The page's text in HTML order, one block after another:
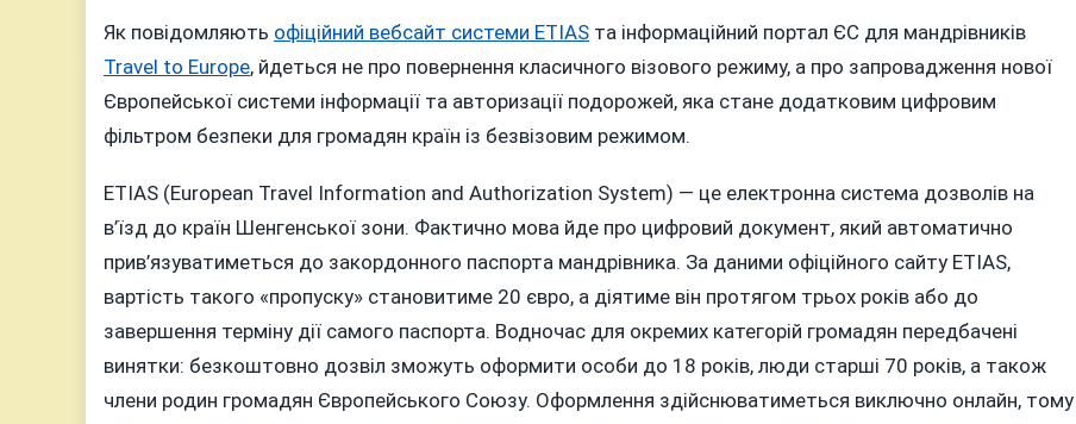
Платити
За
В’їзд
Країн
Як повідомляють офіційний вебсайт системи ETIAS та інформаційний портал ЄС для мандрівників
Travel to Europe, йдеться не про повернення класичного візового режиму, а про запровадження нової
Європейської системи інформації та авторизації подорожей, яка стане додатковим цифровим
фільтром безпеки для громадян країн із безвізовим режимом.
ETIAS (European Travel Information and Authorization System) — це електронна система дозволів на
в’їзд до країн Шенгенської зони. Фактично мова йде про цифровий документ, який автоматично
прив’язуватиметься до закордонного паспорта мандрівника. За даними офіційного сайту ETIAS,
вартість такого «пропуску» становитиме 20 євро, а діятиме він протягом трьох років або до
завершення терміну дії самого паспорта. Водночас для окремих категорій громадян передбачені
винятки: безкоштовно дозвіл зможуть оформити особи до 18 років, люди старші 70 років, а також
члени родин громадян Європейського Союзу. Оформлення здійснюватиметься виключно онлайн, тому